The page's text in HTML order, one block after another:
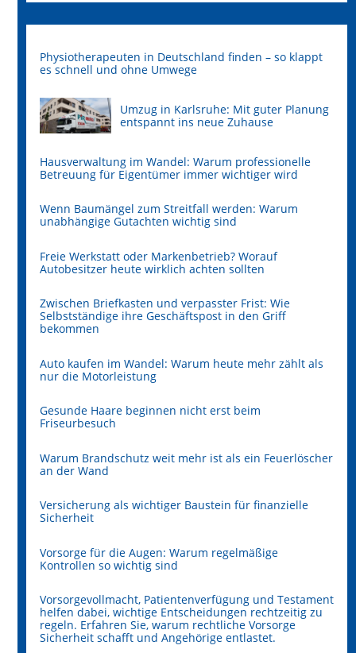
Physiotherapeuten in Deutschland finden – so klappt
es schnell und ohne Umwege
Umzug in Karlsruhe: Mit guter Planung
entspannt ins neue Zuhause
Hausverwaltung im Wandel: Warum professionelle
Betreuung für Eigentümer immer wichtiger wird
Wenn Baumängel zum Streitfall werden: Warum
unabhängige Gutachten wichtig sind
Freie Werkstatt oder Markenbetrieb? Worauf
Autobesitzer heute wirklich achten sollten
Zwischen Briefkasten und verpasster Frist: Wie
Selbstständige ihre Geschäftspost in den Griff
bekommen
Auto kaufen im Wandel: Warum heute mehr zählt als
nur die Motorleistung
Gesunde Haare beginnen nicht erst beim
Friseurbesuch
Warum Brandschutz weit mehr ist als ein Feuerlöscher
an der Wand
Versicherung als wichtiger Baustein für finanzielle
Sicherheit
Vorsorge für die Augen: Warum regelmäßige
Kontrollen so wichtig sind
Vorsorgevollmacht, Patientenverfügung und Testament
helfen dabei, wichtige Entscheidungen rechtzeitig zu
regeln. Erfahren Sie, warum rechtliche Vorsorge
Sicherheit schafft und Angehörige entlastet.